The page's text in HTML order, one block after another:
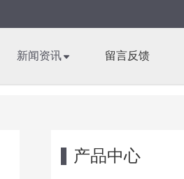
新闻资讯 留言反馈
产品中心